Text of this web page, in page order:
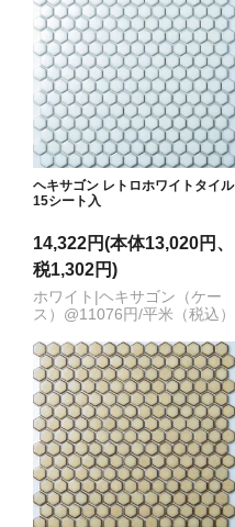
ヘキサゴン レトロホワイトタイル
15シート入
14,322円(本体13,020円、
税1,302円)
ホワイト|ヘキサゴン（ケー
ス）@11076円/平米（税込）